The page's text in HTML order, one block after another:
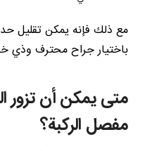
مع ذلك فإنه يمكن تقليل
باختيار جراح محترف وذي
متى يمكن أن تزور
مفصل الركبة؟